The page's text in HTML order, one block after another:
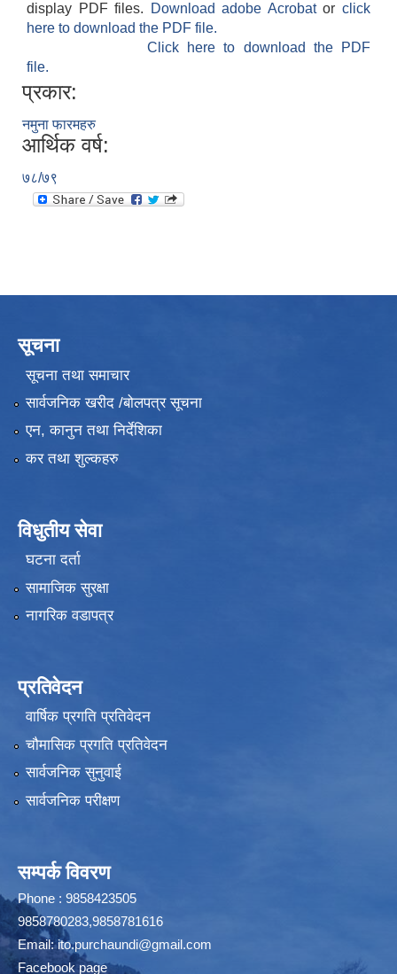
display PDF files.
Download adobe Acrobatorclick
here to download the PDF file.
Click here to download the PDF
file.
प्रकार:
नमुना फारमहरु
आर्थिक वर्ष:
७८/७९
सूचना
सूचना तथा समाचार
सार्वजनिक खरीद /बोलपत्र सूचना
एन, कानुन तथा निर्देशिका
कर तथा शुल्कहरु
विधुतीय सेवा
घटना दर्ता
सामाजिक सुरक्षा
नागरिक वडापत्र
प्रतिवेदन
वार्षिक प्रगति प्रतिवेदन
चौमासिक प्रगति प्रतिवेदन
सार्वजनिक सुनुवाई
सार्वजनिक परीक्षण
सम्पर्क विवरण
Phone : 9858423505
9858780283,9858781616
Email:ito.purchaundi@gmail.com
Facebook page